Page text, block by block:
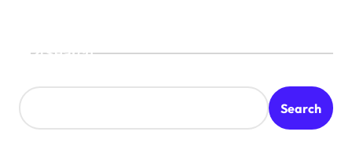
Search
Search